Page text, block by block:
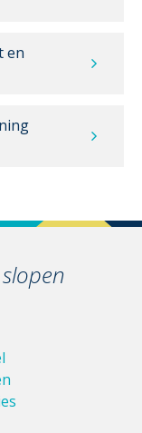
en